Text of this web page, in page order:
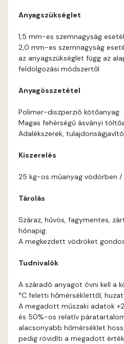
Anyagszükséglet
1,5 mm-es szemnagyság
2,0 mm-es szemnagyság
az anyagszükséglet függ az
feldolgozási módszertől
Anyagösszetétel
Polimer-diszperzió kötőanyag
Magas fehérségű ásványi
Adalékszerek,
Kiszerelés
25 kg-os műanyag vödörben /
Tárolás
Száraz, hűvös, fagymentes,
hónapig.
A megkezdett vödröket
Tudnivalók
A száradó anyagot óvni kell a
°C feletti hőmérséklettől,
A megadott műszaki adatok
és 50%-os relatív
alacsonyabb hőmérséklet
pedig rövidíti a megadott